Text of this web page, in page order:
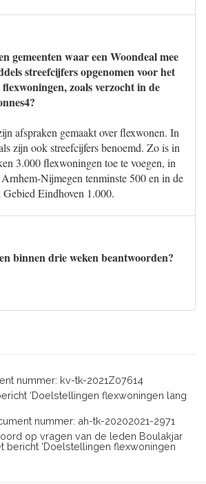
gemeenten waar een Woondeal mee
streefcijfers opgenomen voor het
zoals verzocht in de
afspraken gemaakt over flexwonen. In
zijn ook streefcijfers benoemd. Zo is in
3.000 flexwoningen toe te voegen, in
Nijmegen tenminste 500 en in de
Eindhoven 1.000.
binnen drie weken beantwoorden?
nummer: kv-tk-2021Z07614
‘Doelstellingen flexwoningen lang
nummer: ah-tk-20202021-2971
op vragen van de leden Boulakjar
bericht ‘Doelstellingen flexwoningen